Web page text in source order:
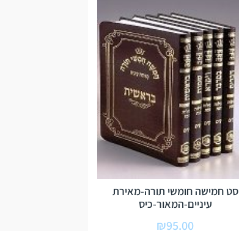
סט חמישה חומשי תורה-מאירת
עיניים-המאור-כיס
₪95.00